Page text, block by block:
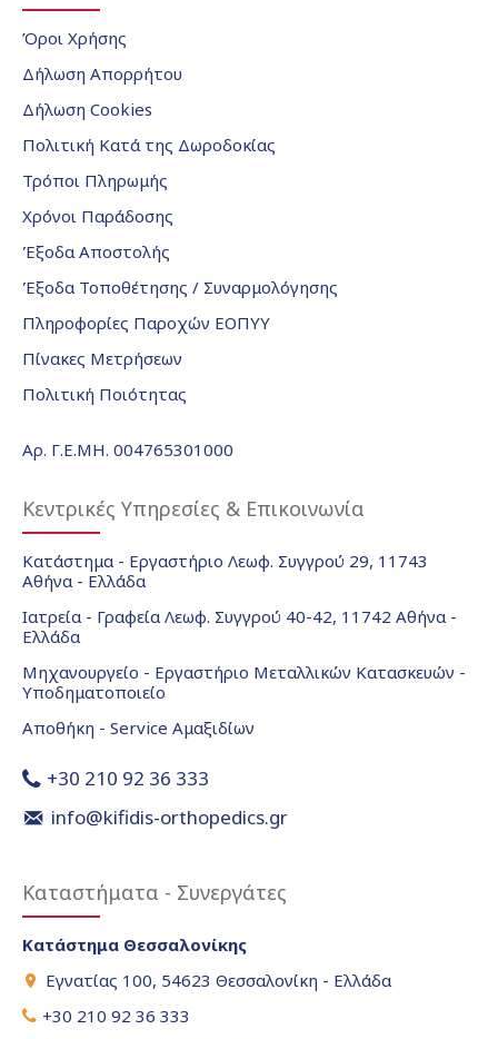
Όροι Χρήσης
Δήλωση Απορρήτου
Δήλωση Cookies
Πολιτική Κατά της Δωροδοκίας
Τρόποι Πληρωμής
Χρόνοι Παράδοσης
Έξοδα Αποστολής
Έξοδα Τοποθέτησης / Συναρμολόγησης
Πληροφορίες Παροχών ΕΟΠΥΥ
Πίνακες Μετρήσεων
Πολιτική Ποιότητας
Αρ. Γ.Ε.ΜΗ. 004765301000
Κεντρικές Υπηρεσίες & Επικοινωνία
Κατάστημα - Εργαστήριο Λεωφ. Συγγρού 29, 11743
Αθήνα - Ελλάδα
Ιατρεία - Γραφεία Λεωφ. Συγγρού 40-42, 11742 Αθήνα -
Ελλάδα
Μηχανουργείο - Εργαστήριο Μεταλλικών Κατασκευών -
Υποδηματοποιείο
Αποθήκη - Service Αμαξιδίων
+30 210 92 36 333
info@kifidis-orthopedics.gr
Καταστήματα - Συνεργάτες
Κατάστημα Θεσσαλονίκης
Εγνατίας 100, 54623 Θεσσαλονίκη - Ελλάδα
+30 210 92 36 333